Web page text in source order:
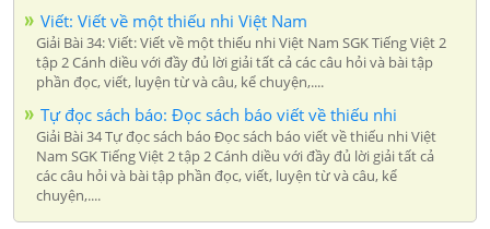
Viết: Viết về một thiếu nhi Việt Nam
Giải Bài 34: Viết: Viết về một thiếu nhi Việt Nam SGK Tiếng Việt 2
tập 2 Cánh diều với đầy đủ lời giải tất cả các câu hỏi và bài tập
phần đọc, viết, luyện từ và câu, kể chuyện,....
Tự đọc sách báo: Đọc sách báo viết về thiếu nhi
Giải Bài 34 Tự đọc sách báo Đọc sách báo viết về thiếu nhi Việt
Nam SGK Tiếng Việt 2 tập 2 Cánh diều với đầy đủ lời giải tất cả
các câu hỏi và bài tập phần đọc, viết, luyện từ và câu, kể
chuyện,....